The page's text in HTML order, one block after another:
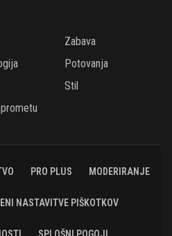
Zabava
Potovanja
Stil
PRO PLUS MODERIRANJE
NASTAVITVE PIŠKOTKOV
SPLOŠNI POGOJI